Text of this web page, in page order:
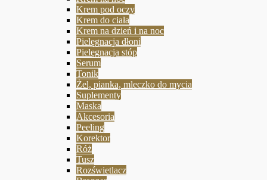
Krem pod oczy
Krem do ciała
Krem na dzień i na noc
Pielęgnacja dłoni
Pielęgnacja stóp
Serum
Tonik
Żel, pianka, mleczko do mycia
Suplementy
Maska
Akcesoria
Peeling
Korektor
Róż
Tusz
Rozświetlacz